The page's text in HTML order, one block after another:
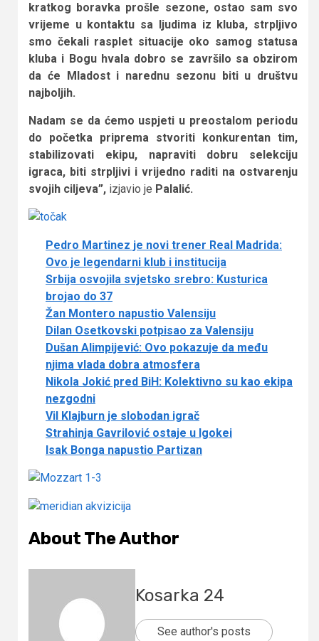
kratkog boravka prošle sezone, ostao sam svo
vrijeme u kontaktu sa ljudima iz kluba, strpljivo
smo čekali rasplet situacije oko samog statusa
kluba i Bogu hvala dobro se završilo sa obzirom
da će Mladost i narednu sezonu biti u društvu
najboljih.
Nadam se da ćemo uspjeti u preostalom periodu
do početka priprema stvoriti konkurentan tim,
stabilizovati ekipu, napraviti dobru selekciju
igraca, biti strpljivi i vrijedno raditi na ostvarenju
svojih ciljeva”, izjavio je Palalić.
Pedro Martinez je novi trener Real Madrida:
Ovo je legendarni klub i institucija
Srbija osvojila svjetsko srebro: Kusturica
brojao do 37
Žan Montero napustio Valensiju
Dilan Osetkovski potpisao za Valensiju
Dušan Alimpijević: Ovo pokazuje da među
njima vlada dobra atmosfera
Nikola Jokić pred BiH: Kolektivno su kao ekipa
nezgodni
Vil Klajburn je slobodan igrač
Strahinja Gavrilović ostaje u Igokei
Isak Bonga napustio Partizan
About The Author
Kosarka 24
See author's posts